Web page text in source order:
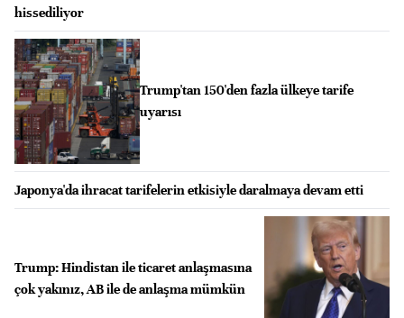
hissediliyor
Trump'tan 150'den fazla ülkeye tarife
uyarısı
Japonya'da ihracat tarifelerin etkisiyle daralmaya devam etti
Trump: Hindistan ile ticaret anlaşmasına
çok yakınız, AB ile de anlaşma mümkün